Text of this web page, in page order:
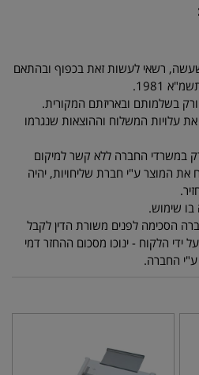
שעשה, רשאי לעשות זאת בכפוף ובהתאם
1981.
עלויות המשלוח וההוצאות שנגרמו
במשרדי החברה ללא קשר למיקום
המוצר ע"י חברת שליחויות, יהיה
הסכימה לפנים משורת הדין לקבל
הלקוח - ינוכו מסכום ההחזר דמי
ע"י החברה.